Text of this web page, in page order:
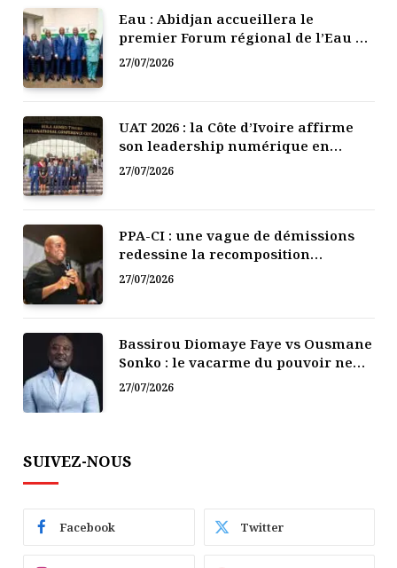
Eau : Abidjan accueillera le
premier Forum régional de l’Eau de
l’Afrique de l’Ouest
27/07/2026
UAT 2026 : la Côte d’Ivoire affirme
son leadership numérique en
Afrique
27/07/2026
PPA-CI : une vague de démissions
redessine la recomposition
politique
27/07/2026
Bassirou Diomaye Faye vs Ousmane
Sonko : le vacarme du pouvoir ne
doit pas faire oublier les liens de la
Fraternité
27/07/2026
SUIVEZ-NOUS
Facebook Twitter